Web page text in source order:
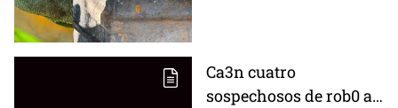
Ca3n cuatro
sospechosos de rob0 a